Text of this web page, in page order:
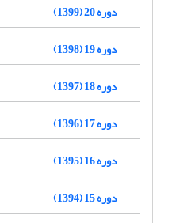
دوره 20 (1399)
دوره 19 (1398)
دوره 18 (1397)
دوره 17 (1396)
دوره 16 (1395)
دوره 15 (1394)